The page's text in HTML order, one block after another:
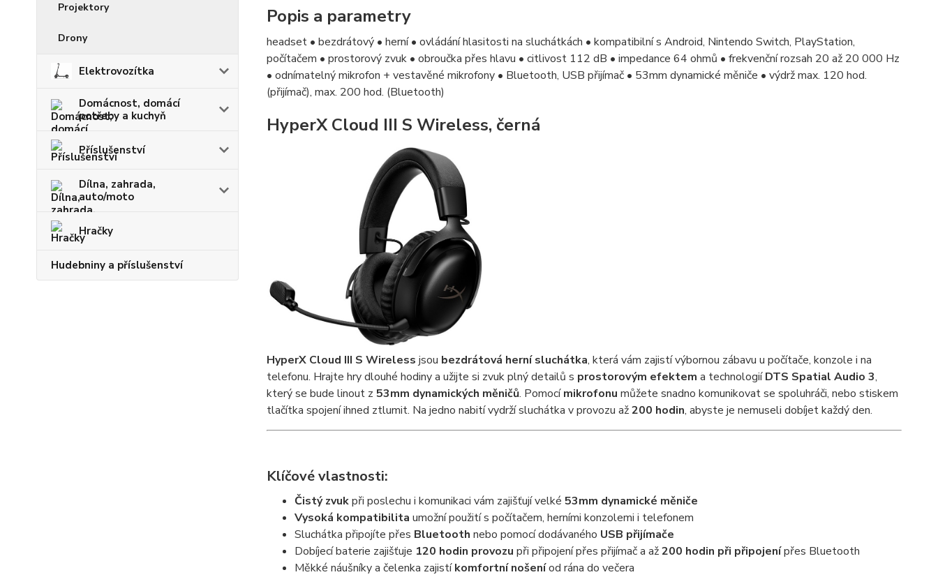
Projektory
Drony
Elektrovozítka
Domácnost, domácí
potřeby a kuchyň
Příslušenství
Dílna, zahrada,
auto/moto
Hračky
Hudebniny a příslušenství
Popis a parametry
headset • bezdrátový • herní • ovládání hlasitosti na sluchátkách • kompatibilní s Android, Nintendo Switch, PlayStation,
počítačem • prostorový zvuk • obroučka přes hlavu • citlivost 112 dB • impedance 64 ohmů • frekvenční rozsah 20 až 20 000 Hz
• odnímatelný mikrofon + vestavěné mikrofony • Bluetooth, USB přijímač • 53mm dynamické měniče • výdrž max. 120 hod.
(přijímač), max. 200 hod. (Bluetooth)
HyperX Cloud III S Wireless, černá
HyperX Cloud III S Wireless jsou bezdrátová herní sluchátka, která vám zajistí výbornou zábavu u počítače, konzole i na
telefonu. Hrajte hry dlouhé hodiny a užijte si zvuk plný detailů s prostorovým efektem a technologiíDTS Spatial Audio 3,
který se bude linout z 53mm dynamických měničů. Pomocímikrofonu můžete snadno komunikovat se spoluhráči, nebo stiskem
tlačítka spojení ihned ztlumit. Na jedno nabití vydrží sluchátka v provozu až200 hodin, abyste je nemuseli dobíjet každý den.
Klíčové vlastnosti:
Čistý zvukpři poslechu i komunikaci vám zajišťují velké 53mm dynamické měniče
Vysoká kompatibilita umožní použití s počítačem, herními konzolemi i telefonem
Sluchátka připojíte přes Bluetooth nebo pomocí dodávaného USB přijímače
Dobíjecí baterie zajišťuje 120 hodin provozu při připojení přes přijímač a až200 hodin při připojenípřes Bluetooth
Měkké náušníky a čelenka zajistíkomfortní nošeníod rána do večera